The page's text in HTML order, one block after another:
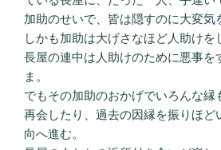
加助のせいで、皆は隠すのに大変気
しかも加助は大げさなほど人助けを
長屋の連中は人助けのために悪事を
ま。
でもその加助のおかげでいろんな縁
再会したり、過去の因縁を振りほど
向へ進む。